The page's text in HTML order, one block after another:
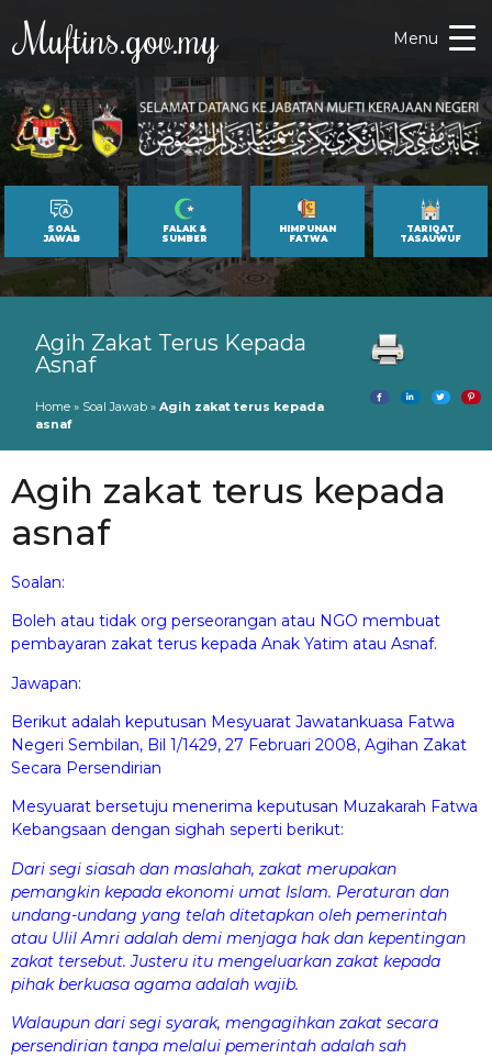
Muftins.gov.my Menu
SOAL
JAWAB
FALAK &
SUMBER
HIMPUNAN
FATWA
TARIQAT
TASAUWUF
Agih Zakat Terus Kepada
Asnaf
Home » Soal Jawab » Agih zakat terus kepada
asnaf
Agih zakat terus kepada
asnaf
Soalan:
Boleh atau tidak org perseorangan atau NGO membuat
pembayaran zakat terus kepada Anak Yatim atau Asnaf.
Jawapan:
Berikut adalah keputusan Mesyuarat Jawatankuasa Fatwa
Negeri Sembilan, Bil 1/1429, 27 Februari 2008, Agihan Zakat
Secara Persendirian
Mesyuarat bersetuju menerima keputusan Muzakarah Fatwa
Kebangsaan dengan sighah seperti berikut:
Dari segi siasah dan maslahah, zakat merupakan
pemangkin kepada ekonomi umat Islam. Peraturan dan
undang-undang yang telah ditetapkan oleh pemerintah
atau Ulil Amri adalah demi menjaga hak dan kepentingan
zakat tersebut. Justeru itu mengeluarkan zakat kepada
pihak berkuasa agama adalah wajib.
Walaupun dari segi syarak, mengagihkan zakat secara
persendirian tanpa melalui pemerintah adalah sah